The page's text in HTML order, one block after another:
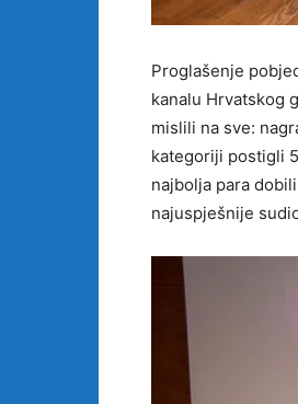
Proglašenje
kanalu Hrvatskog
mislili na sve:
kategoriji postigli
najbolja para
najuspješnije